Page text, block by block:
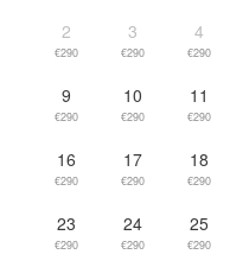
2
€290
3
€290
4
€290
9
€290
10
€290
11
€290
16
€290
17
€290
18
€290
23
€290
24
€290
25
€290